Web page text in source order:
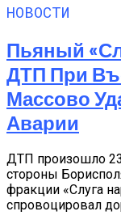
НОВОСТИ
Пьяный
ДТП При
Массово
Аварии
ДТП произошло
стороны
фракции «Слуга
спровоцировал